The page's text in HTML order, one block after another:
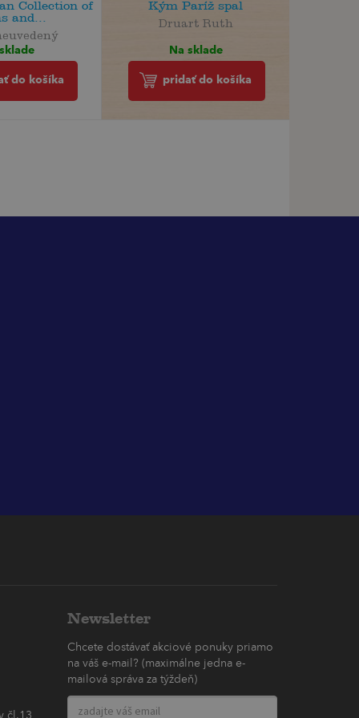
Collection of
and...
do košíka
Kým Paríž spal
Druart Ruth
Na sklade
pridať do košíka
čl.13
Newsletter
Chcete dostávať akciové ponuky priamo
na váš e-mail? (maximálne jedna e-
mailová správa za týždeň)